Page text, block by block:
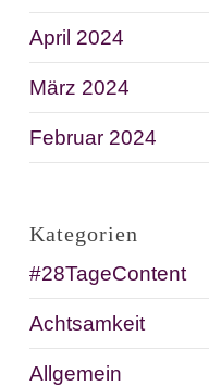
April 2024
März 2024
Februar 2024
Kategorien
#28TageContent
Achtsamkeit
Allgemein